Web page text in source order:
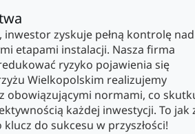
inwestor zyskuje pełną kontrolę nad
etapami instalacji. Nasza firma
ryzyko pojawienia się
Wielkopolskim realizujemy
normami, co
każdej inwestycji. To jak
do sukcesu w przyszłości!